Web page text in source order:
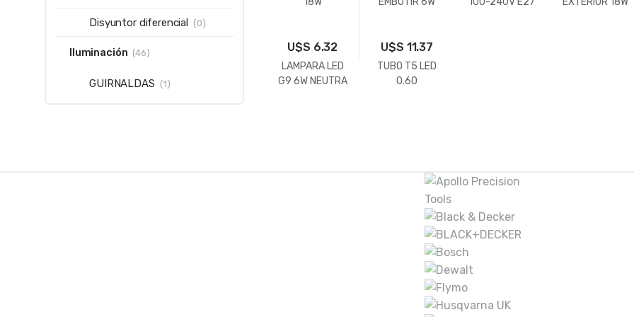
U$S 6.32
LAMPARA LED
G9 6W NEUTRA
U$S 11.37
TUBO T5 LED
0.60
Disyuntor diferencial (0)
Iluminación (46)
GUIRNALDAS (1)